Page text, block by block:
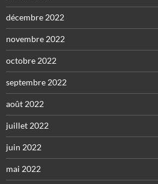
décembre 2022
novembre 2022
octobre 2022
septembre 2022
août 2022
juillet 2022
juin 2022
mai 2022